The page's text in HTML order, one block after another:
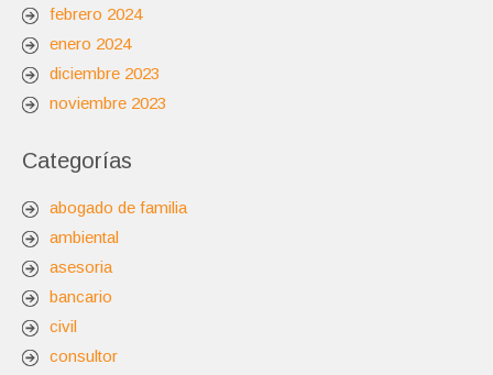
febrero 2024
enero 2024
diciembre 2023
noviembre 2023
Categorías
abogado de familia
ambiental
asesoria
bancario
civil
consultor